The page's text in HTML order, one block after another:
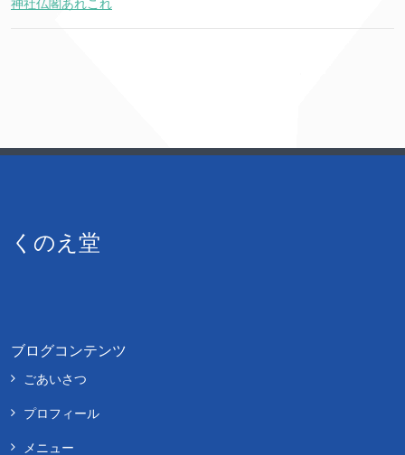
神社仏閣あれこれ
くのえ堂
ブログコンテンツ
ごあいさつ
プロフィール
メニュー